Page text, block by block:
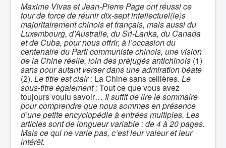
≡
Maxime Vivas et Jean-Pierre Page ont réussi ce
tour de force de réunir dix-sept intellectuel(le)s
majoritairement chinois et français, mais aussi du
Luxembourg, d’Australie, du Sri-Lanka, du Canada
et de Cuba, pour nous offrir, à l’occasion du
centenaire du Parti communiste chinois, une vision
de la Chine réelle, loin des préjugés antichinois (1)
sans pour autant verser dans une admiration béate
(2). Le titre est clair : La Chine sans œillères. Le
sous-titre également :Tout ce que vous avez
toujours voulu savoir… Il suffit de lire le sommaire
pour comprendre que nous sommes en présence
d’une petite encyclopédie à entrées multiples. Les
articles sont de longueur variable : de 4 à 20 pages.
Mais ce qui ne varie pas, c’est leur valeur et leur
intérêt.